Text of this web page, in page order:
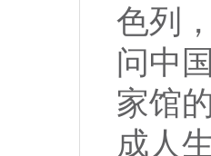
色列
问中
家馆
成人